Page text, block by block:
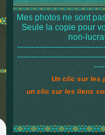
Mes photos ne sont
Seule la copie pour
non-
Un clic sur les
un clic sur les liens